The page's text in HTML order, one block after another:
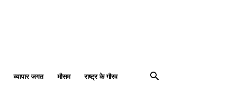
व्यापार जगत मौसम राष्ट्र के गौरव